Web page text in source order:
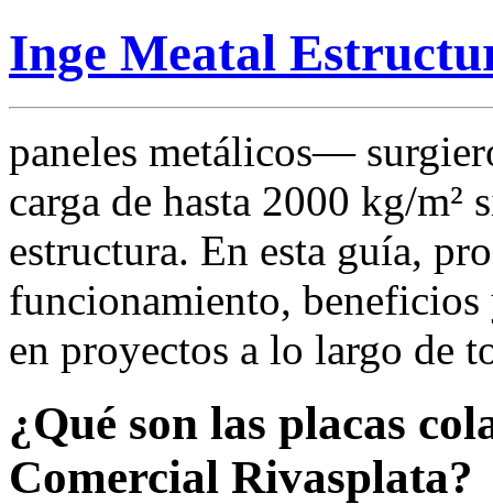
Inge Meatal
paneles metálicos—
carga de hasta 2000 kg/m²
estructura. En esta guía,
funcionamiento,
en proyectos a lo largo de
¿Qué son las placas
Comercial Rivasplata?